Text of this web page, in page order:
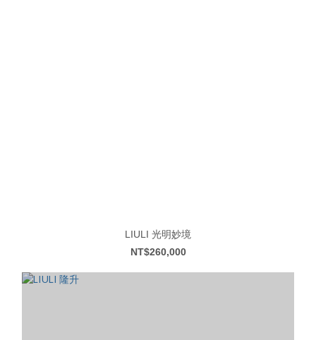
LIULI 光明妙境
NT$260,000